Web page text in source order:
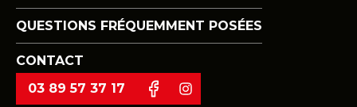
QUESTIONS FRÉQUEMMENT POSÉES
CONTACT
03 89 57 37 17